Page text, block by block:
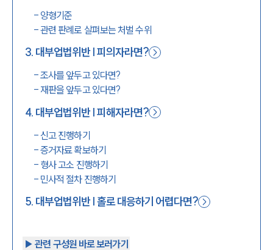
- 양형기준
-관련 판례로 살펴보는 처벌 수위
3. 대부업법위반 | 피의자라면?
-조사를 앞두고 있다면?
- 재판을 앞두고 있다면?
4. 대부업법위반 | 피해자라면?
-신고 진행하기
-증거자료 확보하기
- 형사 고소 진행하기
- 민사적 절차 진행하기
5. 대부업법위반 | 홀로 대응하기 어렵다면?
▶︎ 관련 구성원 바로 보러가기